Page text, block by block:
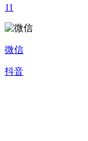
11
微信
抖音